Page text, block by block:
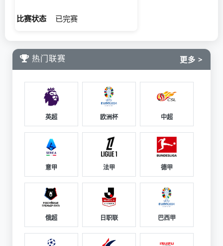
比赛状态 已完赛
热门联赛 更多 >
英超 欧洲杯 中超
意甲 法甲 德甲
俄超 日职联 巴西甲